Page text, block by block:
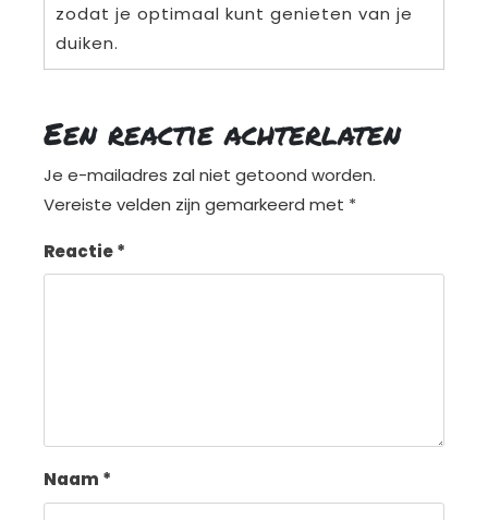
zodat je optimaal kunt genieten van je
duiken.
Een reactie achterlaten
Je e-mailadres zal niet getoond worden.
Vereiste velden zijn gemarkeerd met *
Reactie*
Naam *